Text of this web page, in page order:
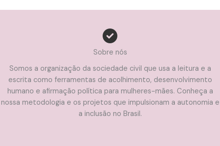
Sobre nós
Somos a organização da sociedade civil que usa a leitura e a
escrita como ferramentas de acolhimento, desenvolvimento
humano e afirmação política para mulheres-mães. Conheça a
nossa metodologia e os projetos que impulsionam a autonomia e
a inclusão no Brasil.